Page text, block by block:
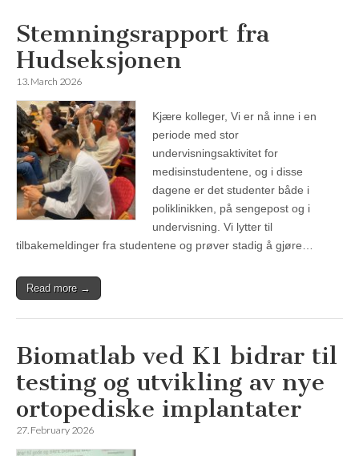
Stemningsrapport fra
Hudseksjonen
13. March 2026
Kjære kolleger, Vi er nå inne i en
periode med stor
undervisningsaktivitet for
medisinstudentene, og i disse
dagene er det studenter både i
poliklinikken, på sengepost og i
undervisning. Vi lytter til
tilbakemeldinger fra studentene og prøver stadig å gjøre…
Read more →
Biomatlab ved K1 bidrar til
testing og utvikling av nye
ortopediske implantater
27. February 2026